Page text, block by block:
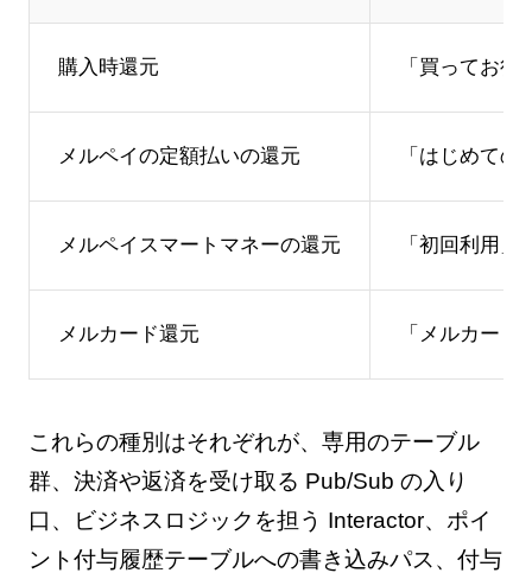
購入時還元 「買ってお
メルペイの定額払いの還元 「はじめて
メルペイスマートマネーの還元 「初回利用
メルカード還元 「メルカー
これらの種別はそれぞれが、専用のテーブル
群、決済や返済を受け取る Pub/Sub の入り
口、ビジネスロジックを担う Interactor、ポイ
ント付与履歴テーブルへの書き込みパス、付与